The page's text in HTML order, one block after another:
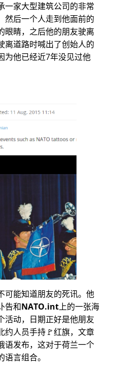
一家大型建筑公司的非常
然后一个人走到他面前的
眼睛，之后他的朋友驶离
离道路时喊出了创始人的
为他已经近7年没见过他
可能知道朋友的死讯。他
告和NATO.int上的一张海
活动，日期正好是他朋友
约人员手持🚩红旗，文章
语发布，这对于荷兰一个
言组合。